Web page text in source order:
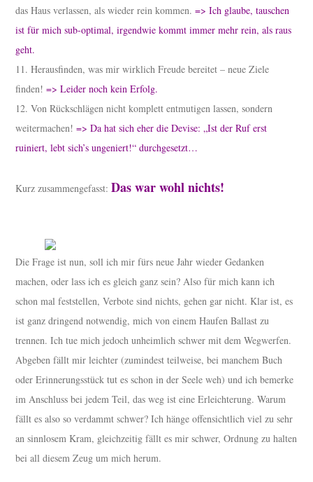
das Haus verlassen, als wieder rein kommen.=> Ich glaube, tauschen
ist für mich sub-optimal, irgendwie kommt immer mehr rein, als raus
geht.
11. Herausfinden, was mir wirklich Freude bereitet – neue Ziele
finden!=> Leider noch kein Erfolg.
12. Von Rückschlägen nicht komplett entmutigen lassen, sondern
weitermachen!=> Da hat sich eher die Devise: „Ist der Ruf erst
ruiniert, lebt sich’s ungeniert!“ durchgesetzt…
Kurz zusammengefasst:Das war wohl nichts!
Die Frage ist nun, soll ich mir fürs neue Jahr wieder Gedanken
machen, oder lass ich es gleich ganz sein? Also für mich kann ich
schon mal feststellen, Verbote sind nichts, gehen gar nicht. Klar ist, es
ist ganz dringend notwendig, mich von einem Haufen Ballast zu
trennen. Ich tue mich jedoch unheimlich schwer mit dem Wegwerfen.
Abgeben fällt mir leichter (zumindest teilweise, bei manchem Buch
oder Erinnerungsstück tut es schon in der Seele weh) und ich bemerke
im Anschluss bei jedem Teil, das weg ist eine Erleichterung. Warum
fällt es also so verdammt schwer? Ich hänge offensichtlich viel zu sehr
an sinnlosem Kram, gleichzeitig fällt es mir schwer, Ordnung zu halten
bei all diesem Zeug um mich herum.